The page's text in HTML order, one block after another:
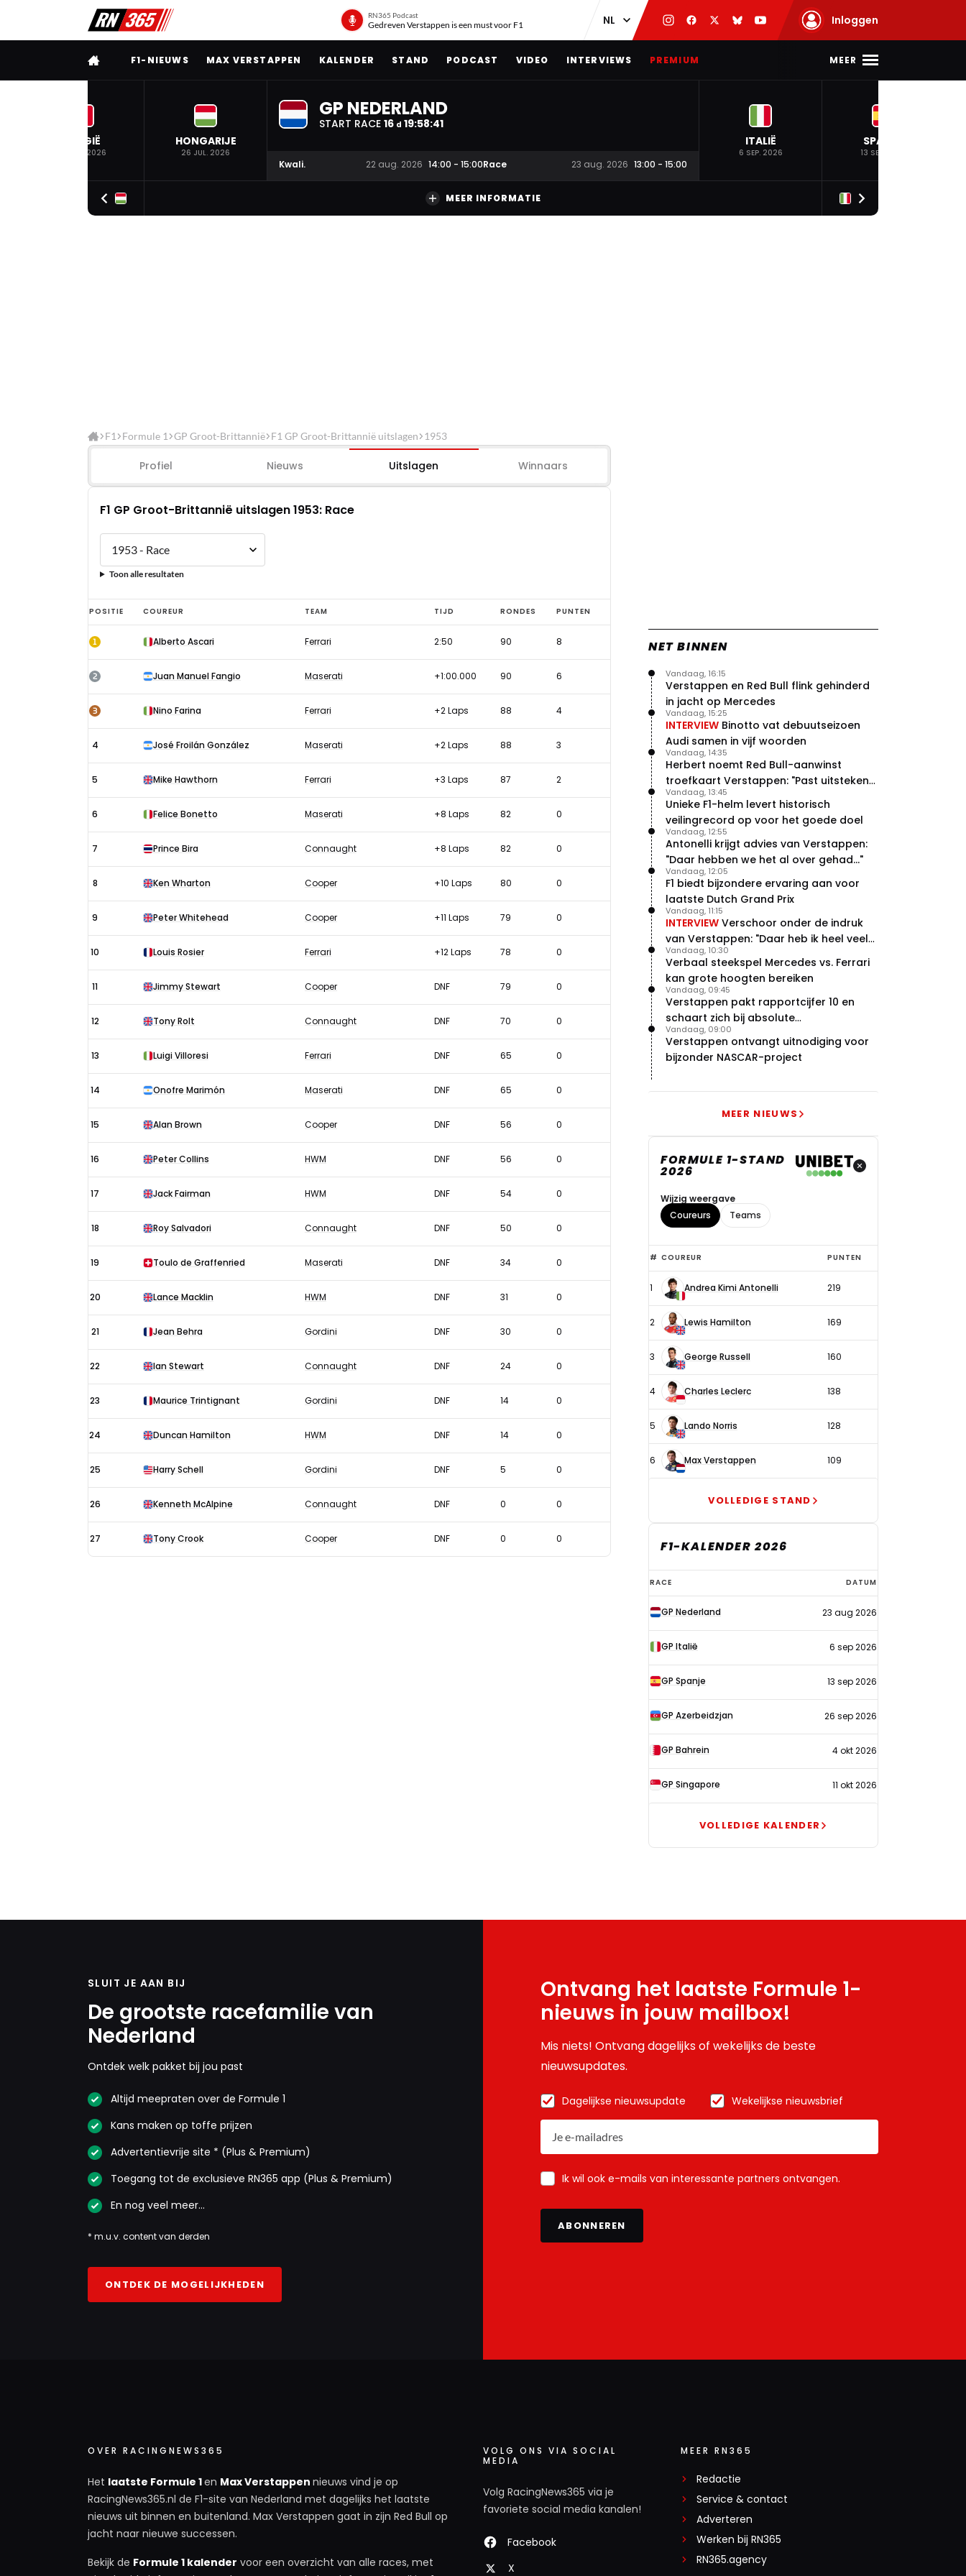
RN365 Podcast
Gedreven Verstappen is een must voor F1 Inloggen
VOLLEDIG MENU
F1-NIEUWS MAX VERSTAPPEN KALENDER STAND PODCAST VIDEO INTERVIEWS PREMIUM MEER
BELGIË
19 JUL. 2026
HONGARIJE
26 JUL. 2026
GP NEDERLAND
START RACE 16 d 19:58:40
Kwali. 22 aug. 2026 14:00 - 15:00Race 23 aug. 2026 13:00 - 15:00
ITALIË
6 SEP. 2026
SPANJE
13 SEP. 2026
MEER INFORMATIE
F1 Formule 1 GP Groot-Brittannië F1 GP Groot-Brittannië uitslagen 1953
Profiel Nieuws Uitslagen Winnaars
F1 GP Groot-Brittannië uitslagen 1953: Race
Toon alle resultaten
F1
GP
Groot-
Brittannië
1953:
Race
POSITIE COUREUR TEAM TIJD RONDES PUNTEN
1 Alberto Ascari Ferrari 2:50 90 8
2 Juan Manuel Fangio Maserati +1:00.000 90 6
3 Nino Farina Ferrari +2 Laps 88 4
4 José Froilán González Maserati +2 Laps 88 3
5 Mike Hawthorn Ferrari +3 Laps 87 2
6 Felice Bonetto Maserati +8 Laps 82 0
7 Prince Bira Connaught +8 Laps 82 0
8 Ken Wharton Cooper +10 Laps 80 0
9 Peter Whitehead Cooper +11 Laps 79 0
10 Louis Rosier Ferrari +12 Laps 78 0
11 Jimmy Stewart Cooper DNF 79 0
12 Tony Rolt Connaught DNF 70 0
13 Luigi Villoresi Ferrari DNF 65 0
14 Onofre Marimón Maserati DNF 65 0
15 Alan Brown Cooper DNF 56 0
16 Peter Collins HWM DNF 56 0
17 Jack Fairman HWM DNF 54 0
18 Roy Salvadori Connaught DNF 50 0
19 Toulo de Graffenried Maserati DNF 34 0
20 Lance Macklin HWM DNF 31 0
21 Jean Behra Gordini DNF 30 0
22 Ian Stewart Connaught DNF 24 0
23 Maurice Trintignant Gordini DNF 14 0
24 Duncan Hamilton HWM DNF 14 0
25 Harry Schell Gordini DNF 5 0
26 Kenneth McAlpine Connaught DNF 0 0
27 Tony Crook Cooper DNF 0 0
NET BINNEN
Verstappen en Red Bull flink gehinderd
in jacht op Mercedes
Vandaag, 16:15
INTERVIEW Binotto vat debuutseizoen
Audi samen in vijf woorden
Vandaag, 15:25
Herbert noemt Red Bull-aanwinst
troefkaart Verstappen: "Past uitstekend
bij Red Bull"
Vandaag, 14:35
Unieke F1-helm levert historisch
veilingrecord op voor het goede doel
Vandaag, 13:45
Antonelli krijgt advies van Verstappen:
"Daar hebben we het al over gehad..."
Vandaag, 12:55
F1 biedt bijzondere ervaring aan voor
laatste Dutch Grand Prix
Vandaag, 12:05
INTERVIEW Verschoor onder de indruk
van Verstappen: "Daar heb ik heel veel
respect voor"
Vandaag, 11:15
Verbaal steekspel Mercedes vs. Ferrari
kan grote hoogten bereiken
Vandaag, 10:30
Verstappen pakt rapportcijfer 10 en
schaart zich bij absolute
buitencategorie
Vandaag, 09:45
Verstappen ontvangt uitnodiging voor
bijzonder NASCAR-project
Vandaag, 09:00
MEER NIEUWS
FORMULE 1-STAND
2026
Wijzig weergave
Coureurs
Teams
Top
6
coureurs
# COUREUR PUNTEN
1 Andrea Kimi Antonelli 219
2 Lewis Hamilton 169
3 George Russell 160
4 Charles Leclerc 138
5 Lando Norris 128
6 Max Verstappen 109
VOLLEDIGE STAND
F1-KALENDER 2026
F1-
kalender
2026
RACE DATUM
GP Nederland 23 aug 2026
GP Italië 6 sep 2026
GP Spanje 13 sep 2026
GP Azerbeidzjan 26 sep 2026
GP Bahrein 4 okt 2026
GP Singapore 11 okt 2026
VOLLEDIGE KALENDER
SLUIT JE AAN BIJ
De grootste racefamilie van
Nederland
Ontdek welk pakket bij jou past
Altijd meepraten over de Formule 1
Kans maken op toffe prijzen
Advertentievrije site * (Plus & Premium)
Toegang tot de exclusieve RN365 app (Plus & Premium)
En nog veel meer…
* m.u.v. content van derden
ONTDEK DE MOGELIJKHEDEN
Ontvang het laatste Formule 1-
nieuws in jouw mailbox!
Mis niets! Ontvang dagelijks of wekelijks de beste
nieuwsupdates.
Dagelijkse nieuwsupdate Wekelijkse nieuwsbrief
Ik wil ook e-mails van interessante partners ontvangen.
ABONNEREN
OVER RACINGNEWS365
Het laatste Formule 1en Max Verstappen nieuws vind je op
RacingNews365.nl de F1-site van Nederland met dagelijks het laatste
nieuws uit binnen en buitenland. Max Verstappen gaat in zijn Red Bull op
jacht naar nieuwe successen.
Bekijk de Formule 1 kalender voor een overzicht van alle races, met
VOLG ONS VIA SOCIAL
MEDIA
Volg RacingNews365 via je
favoriete social media kanalen!
Facebook
X
MEER RN365
Redactie
Service & contact
Adverteren
Werken bij RN365
RN365.agency